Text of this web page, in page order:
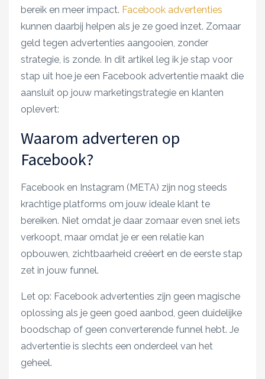
bereik en meer impact. Facebook advertenties
kunnen daarbij helpen als je ze goed inzet. Zomaar
geld tegen advertenties aangooien, zonder
strategie, is zonde. In dit artikel leg ik je stap voor
stap uit hoe je een Facebook advertentie maakt die
aansluit op jouw marketingstrategie en klanten
oplevert:
Waarom adverteren op
Facebook?
Facebook en Instagram (META) zijn nog steeds
krachtige platforms om jouw ideale klant te
bereiken. Niet omdat je daar zomaar even snel iets
verkoopt, maar omdat je er een relatie kan
opbouwen, zichtbaarheid creëert en de eerste stap
zet in jouw funnel.
Let op: Facebook advertenties zijn geen magische
oplossing als je geen goed aanbod, geen duidelijke
boodschap of geen converterende funnel hebt. Je
advertentie is slechts een onderdeel van het
geheel.